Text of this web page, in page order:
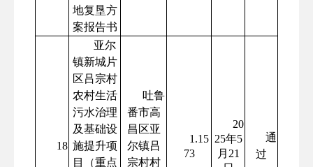
地复垦方
案报告书
18
亚尔
镇新城片
区吕宗村
农村生活
污水治理
及基础设
施提升项
目（重点
吐鲁
番市高
昌区亚
尔镇吕
宗村村
1.15
73
20
25年5
月21
通
过